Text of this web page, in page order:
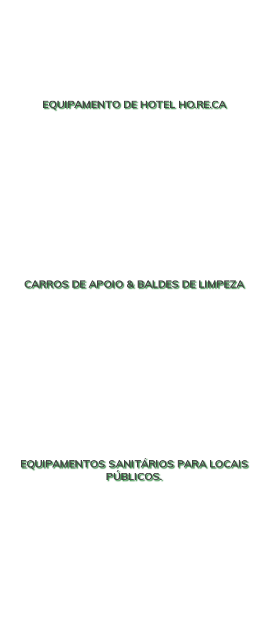
EQUIPAMENTO DE HOTEL HO.RE.CA
CARROS DE APOIO & BALDES DE LIMPEZA
EQUIPAMENTOS SANITÁRIOS PARA LOCAIS
PÚBLICOS.